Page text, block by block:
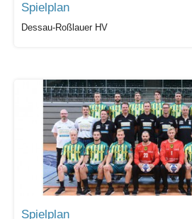
Spielplan
Dessau-Roßlauer HV
Spielplan